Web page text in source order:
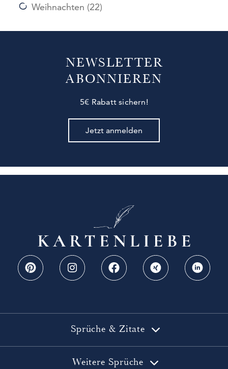
Weihnachten (22)
NEWSLETTER
ABONNIEREN
5€ Rabatt sichern!
Jetzt anmelden
Sprüche & Zitate
Weitere Sprüche